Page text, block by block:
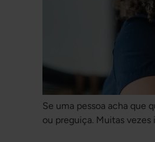
Se uma pessoa acha que
ou preguiça. Muitas